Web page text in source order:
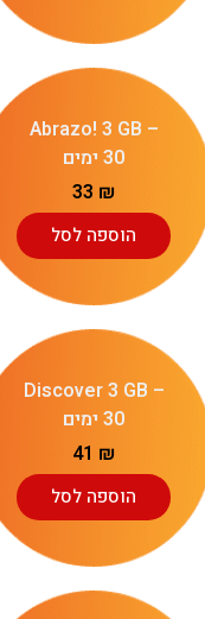
Abrazo! 3 GB –
30 ימים
33 ₪
הוספה לסל
Discover 3 GB –
30 ימים
41 ₪
הוספה לסל